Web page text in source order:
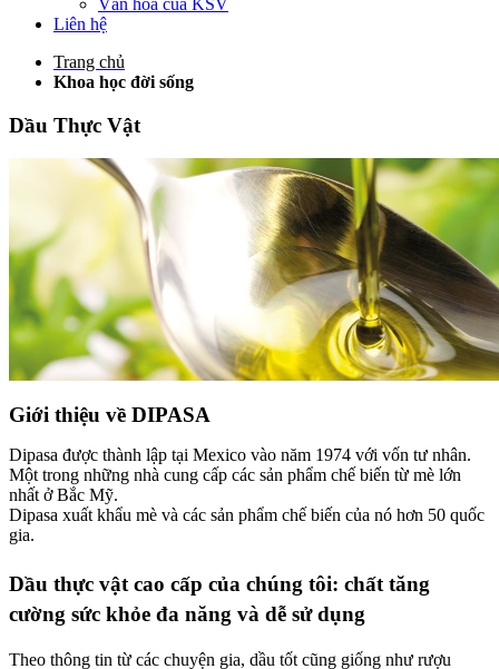
Văn hóa của KSV
Liên hệ
Trang chủ
Khoa học đời sống
Dầu Thực Vật
Giới thiệu về DIPASA
Dipasa được thành lập tại Mexico vào năm 1974 với vốn tư nhân.
Một trong những nhà cung cấp các sản phẩm chế biến từ mè lớn
nhất ở Bắc Mỹ.
Dipasa xuất khẩu mè và các sản phẩm chế biến của nó hơn 50 quốc
gia.
Dầu thực vật cao cấp của chúng tôi: chất tăng
cường sức khỏe đa năng và dễ sử dụng
Theo thông tin từ các chuyện gia, dầu tốt cũng giống như rượu